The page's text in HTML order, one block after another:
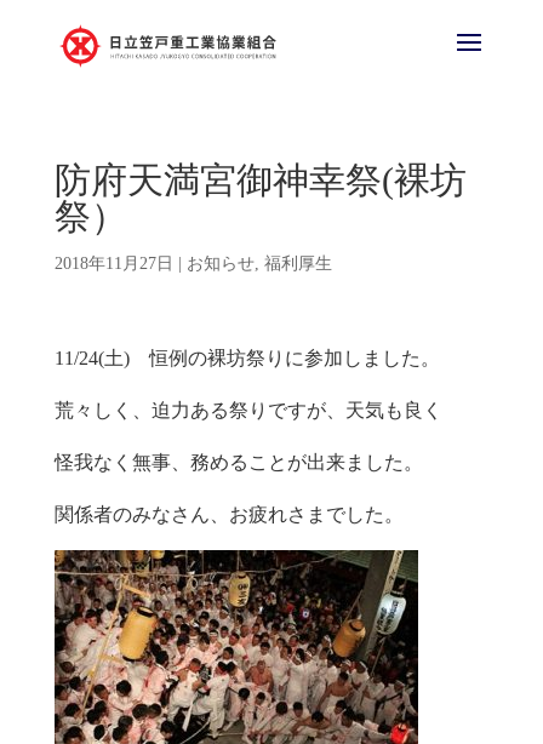
防府天満宮御神幸祭(裸坊
祭）
2018年11月27日 お知らせ, 福利厚生
11/24(土) 恒例の裸坊祭りに参加しました。
荒々しく、迫力ある祭りですが、天気も良く
怪我なく無事、務めることが出来ました。
関係者のみなさん、お疲れさまでした。